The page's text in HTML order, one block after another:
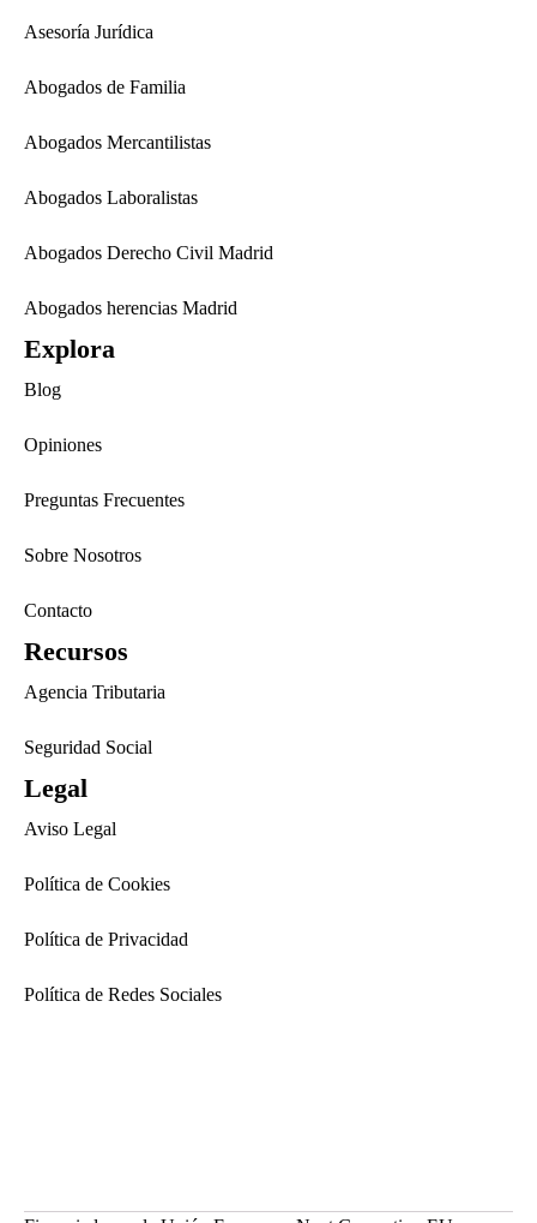
Asesoría Jurídica
Abogados de Familia
Abogados Mercantilistas
Abogados Laboralistas
Abogados Derecho Civil Madrid
Abogados herencias Madrid
Explora
Blog
Opiniones
Preguntas Frecuentes
Sobre Nosotros
Contacto
Recursos
Agencia Tributaria
Seguridad Social
Legal
Aviso Legal
Política de Cookies
Política de Privacidad
Política de Redes Sociales